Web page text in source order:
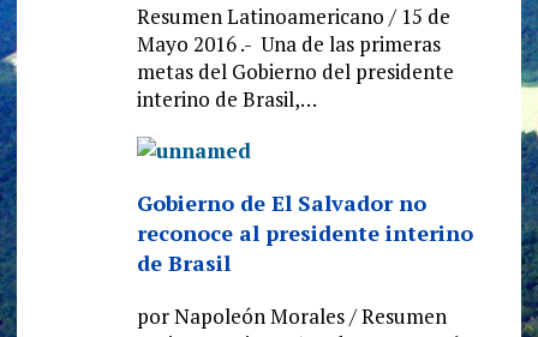
Resumen Latinoamericano / 15 de
Mayo 2016 .- Una de las primeras
metas del Gobierno del presidente
interino de Brasil,…
Gobierno de El Salvador no
reconoce al presidente interino
de Brasil
por Napoleón Morales / Resumen